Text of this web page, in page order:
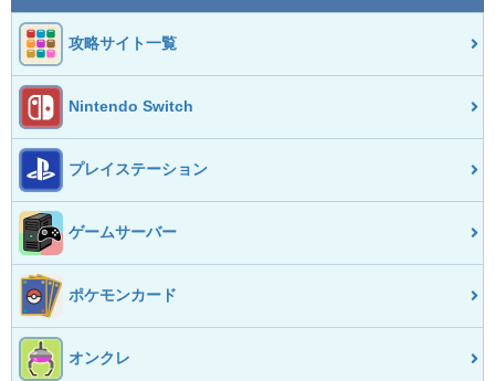
攻略サイト一覧
Nintendo Switch
プレイステーション
ゲームサーバー
ポケモンカード
オンクレ